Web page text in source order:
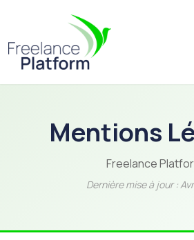
Mentions
Freelance
Dernière mise à jour :